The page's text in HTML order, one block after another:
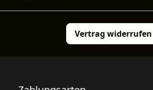
Vertrag widerrufen